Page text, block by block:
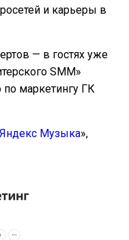
и карьеры в
— в гостях уже
SMM»
маркетингу ГК
Яндекс Музыка»,